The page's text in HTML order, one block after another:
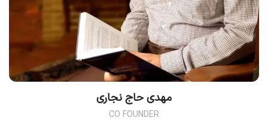
مهدی حاج نجاری
CO FOUNDER